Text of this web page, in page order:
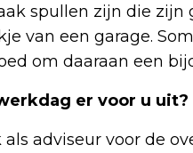
spullen zijn die
van een garage.
om daaraan een
er voor u uit?
adviseur voor de